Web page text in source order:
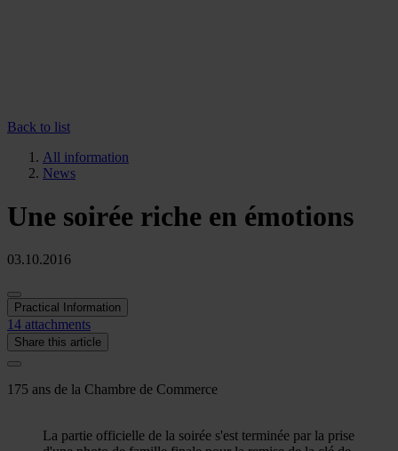
Back to list
All information
News
Une soirée riche en émotions
03.10.2016
Practical Information
14 attachments
Share this article
175 ans de la Chambre de Commerce
La partie officielle de la soirée s'est terminée par la prise